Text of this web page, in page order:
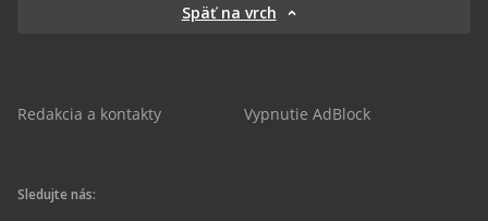
Späť na vrch
Redakcia a kontakty Vypnutie AdBlock
Sledujte nás: